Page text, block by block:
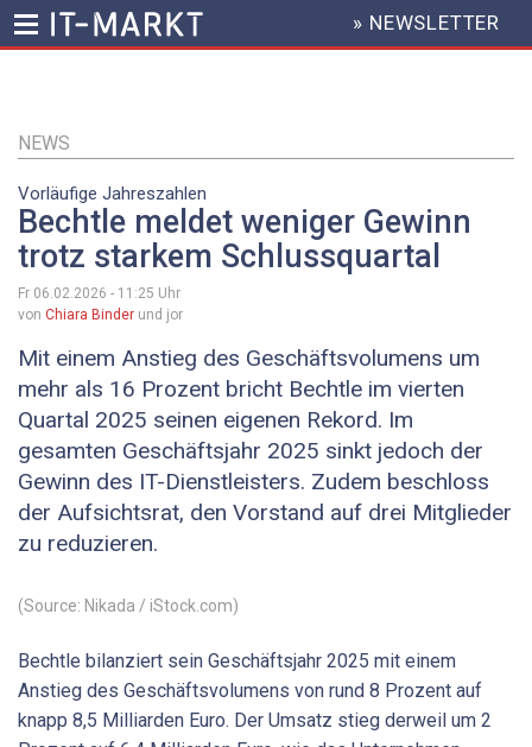
Inhalt
HEADER
MENU
» NEWSLETTER
NEWS
Vorläufige Jahreszahlen
Bechtle meldet weniger Gewinn
trotz starkem Schlussquartal
Fr 06.02.2026 - 11:25 Uhr
von Chiara Binder und jor
Mit einem Anstieg des Geschäftsvolumens um
mehr als 16 Prozent bricht Bechtle im vierten
Quartal 2025 seinen eigenen Rekord. Im
gesamten Geschäftsjahr 2025 sinkt jedoch der
Gewinn des IT-Dienstleisters. Zudem beschloss
der Aufsichtsrat, den Vorstand auf drei Mitglieder
zu reduzieren.
(Source: Nikada / iStock.com)
Bechtle bilanziert sein Geschäftsjahr 2025 mit einem
Anstieg des Geschäftsvolumens von rund 8 Prozent auf
knapp 8,5 Milliarden Euro. Der Umsatz stieg derweil um 2